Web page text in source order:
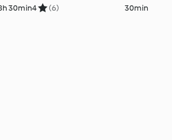
30min4 (6) 30min